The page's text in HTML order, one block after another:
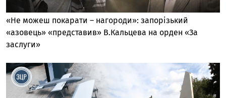
«Не можеш покарати – нагороди»: запорізький
«азовець» «представив» В.Кальцева на орден «За
заслуги»